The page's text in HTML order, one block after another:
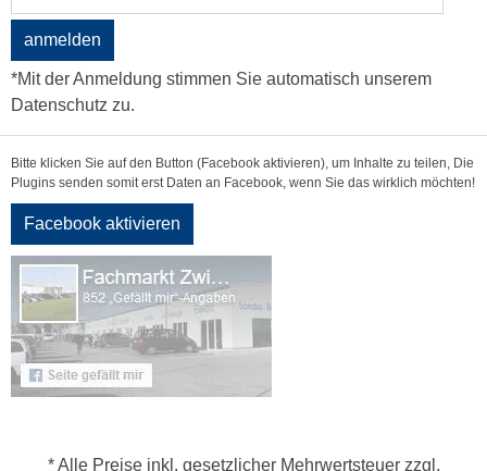
anmelden
*Mit der Anmeldung stimmen Sie automatisch unserem
Datenschutz zu.
Bitte klicken Sie auf den Button (Facebook aktivieren), um Inhalte zu teilen, Die
Plugins senden somit erst Daten an Facebook, wenn Sie das wirklich möchten!
Facebook aktivieren
* Alle Preise inkl. gesetzlicher Mehrwertsteuer zzgl.